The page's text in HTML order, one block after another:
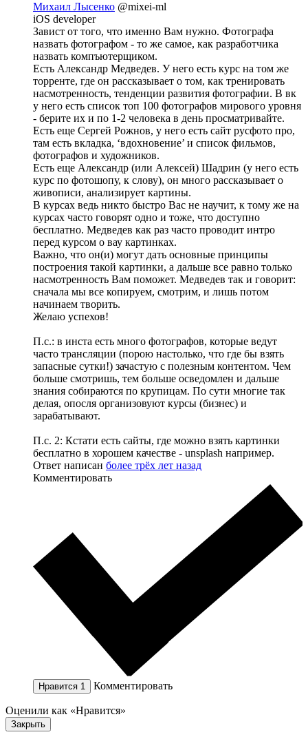
Михаил Лысенко @mixei-ml
iOS developer
Завист от того, что именно Вам нужно. Фотографа
назвать фотографом - то же самое, как разработчика
назвать компъютерщиком.
Есть Александр Медведев. У него есть курс на том же
торренте, где он рассказывает о том, как тренировать
насмотренность, тенденции развития фотографии. В вк
у него есть список топ 100 фотографов мирового уровня
- берите их и по 1-2 человека в день просматривайте.
Есть еще Сергей Рожнов, у него есть сайт русфото про,
там есть вкладка, ‘вдохновение’ и список фильмов,
фотографов и художников.
Есть еще Александр (или Алексей) Шадрин (у него есть
курс по фотошопу, к слову), он много рассказывает о
живописи, анализирует картины.
В курсах ведь никто быстро Вас не научит, к тому же на
курсах часто говорят одно и тоже, что доступно
бесплатно. Медведев как раз часто проводит интро
перед курсом о вау картинках.
Важно, что он(и) могут дать основные принципы
построения такой картинки, а дальше все равно только
насмотренность Вам поможет. Медведев так и говорит:
сначала мы все копируем, смотрим, и лишь потом
начинаем творить.
Желаю успехов!
П.с.: в инста есть много фотографов, которые ведут
часто трансляции (порою настолько, что где бы взять
запасные сутки!) зачастую с полезным контентом. Чем
больше смотришь, тем больше осведомлен и дальше
знания собираются по крупицам. По сути многие так
делая, опосля организовуют курсы (бизнес) и
зарабатывают.
П.с. 2: Кстати есть сайты, где можно взять картинки
бесплатно в хорошем качестве - unsplash например.
Ответ написан более трёх лет назад
Комментировать
Нравится 1 Комментировать
Оценили как «Нравится»
Закрыть